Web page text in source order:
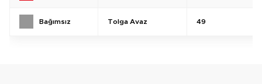
Bağımsız Tolga Avaz 49